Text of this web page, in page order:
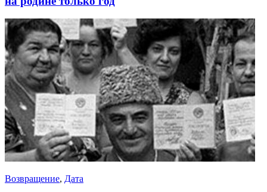
Возвращение, Дата